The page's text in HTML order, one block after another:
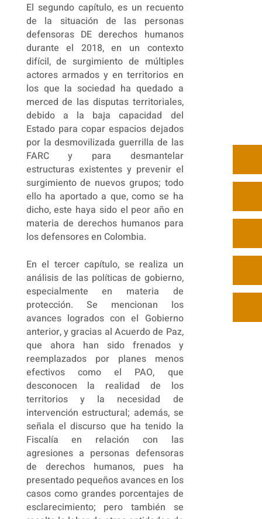
El segundo capítulo, es un recuento
de la situación de las personas
defensoras DE derechos humanos
durante el 2018, en un contexto
difícil, de surgimiento de múltiples
actores armados y en territorios en
los que la sociedad ha quedado a
merced de las disputas territoriales,
debido a la baja capacidad del
Estado para copar espacios dejados
por la desmovilizada guerrilla de las
FARC y para desmantelar
estructuras existentes y prevenir el
surgimiento de nuevos grupos; todo
ello ha aportado a que, como se ha
dicho, este haya sido el peor año en
materia de derechos humanos para
los defensores en Colombia.
En el tercer capítulo, se realiza un
análisis de las políticas de gobierno,
especialmente en materia de
protección. Se mencionan los
avances logrados con el Gobierno
anterior, y gracias al Acuerdo de Paz,
que ahora han sido frenados y
reemplazados por planes menos
efectivos como el PAO, que
desconocen la realidad de los
territorios y la necesidad de
intervención estructural; además, se
señala el discurso que ha tenido la
Fiscalía en relación con las
agresiones a personas defensoras
de derechos humanos, pues ha
presentado pequeños avances en los
casos como grandes porcentajes de
esclarecimiento; pero también se